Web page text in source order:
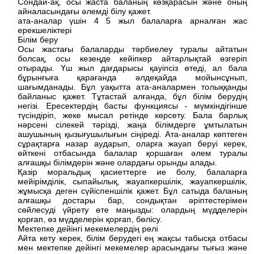
айналасындағы әлемді білу қажет.
ата-аналар үшін 4 5 жыл балаларға арналған жас
ерекшеліктері
Білім беру
Осы жастағы балаларды тәрбиелеу туралы айтатын
болсақ, осы кезеңде кейіпкер айтарлықтай өзгеріп
отырады. Үш жыл дағдарысы қауіпсіз өтеді, ал бала
бұрынғыға қарағанда әлдеқайда мойынсұнып,
шағымданады. Бұл уақытта ата-аналармен толыққанды
байланыс қажет. Тұтастай алғанда, бұл білім берудің
негізі. Ересектердің басты функциясы - мүмкіндігінше
түсіндіріп, жеке мысал ретінде көрсету. Бала барлық
нәрсені сілекей тәрізді, жаңа білімдерге ұмтылатын
ашушының қызығушылығын сіңіреді. Ата-аналар көптеген
сұрақтарға назар аударып, оларға жауап беруі керек,
өйткені отбасында балалар қоршаған әлем туралы
алғашқы білімдерін және олардағы орынды алады.
Қазір моральдық қасиеттерге ие болу, балаларға
мейірімділік, сыпайылық, жауапкершілік, жауапкершілік,
жұмысқа деген сүйіспеншілік қажет. Бұл сатыда баланың
алғашқы достары бар, сондықтан әріптестерімен
сөйлесуді үйрету өте маңызды: олардың мүдделерін
қорғап, өз мүдделерін қорғап, бөлісу.
Мектепке дейінгі мекемелердің рөлі
Айта кету керек, білім берудегі ең жақсы табысқа отбасы
мен мектепке дейінгі мекемелер арасындағы тығыз және